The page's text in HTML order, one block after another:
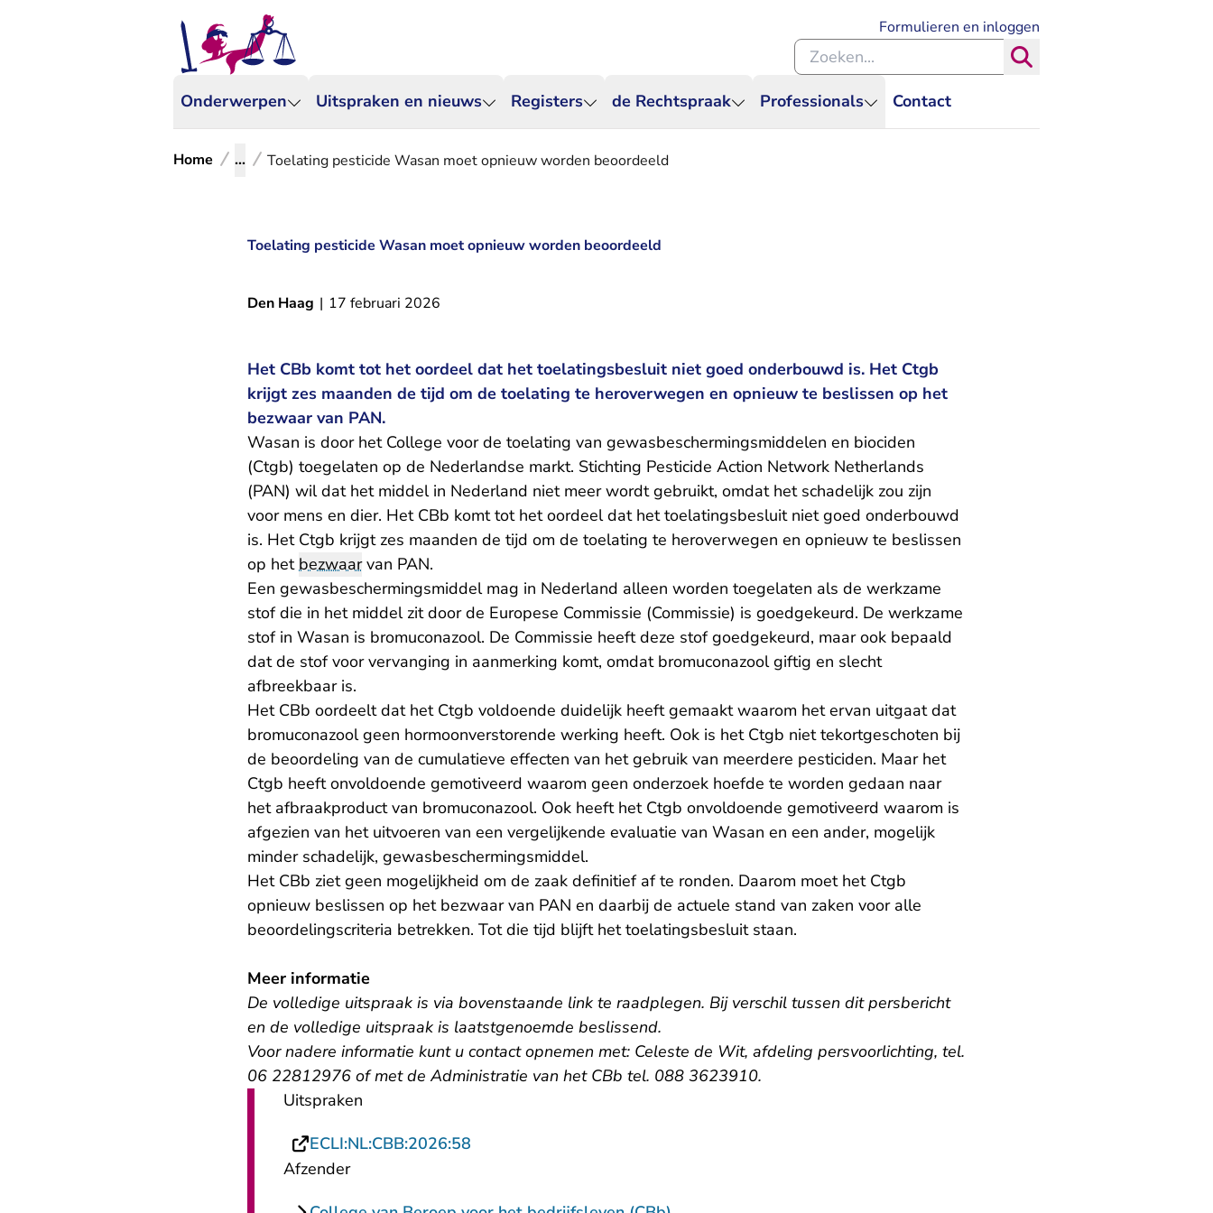
Onderwerpen Uitspraken en nieuws Registers de Rechtspraak Professionals Contact
Formulieren en inloggen
Zoeken binnen de Rechtspraak
Home ... Toelating pesticide Wasan moet opnieuw worden beoordeeld
Toelating pesticide Wasan moet opnieuw worden beoordeeld
Den Haag | 17 februari 2026
Het CBb komt tot het oordeel dat het toelatingsbesluit niet goed onderbouwd is. Het Ctgb
krijgt zes maanden de tijd om de toelating te heroverwegen en opnieuw te beslissen op het
bezwaar van PAN.
Wasan is door het College voor de toelating van gewasbeschermingsmiddelen en biociden
(Ctgb) toegelaten op de Nederlandse markt. Stichting Pesticide Action Network Netherlands
(PAN) wil dat het middel in Nederland niet meer wordt gebruikt, omdat het schadelijk zou zijn
voor mens en dier. Het CBb komt tot het oordeel dat het toelatingsbesluit niet goed onderbouwd
is. Het Ctgb krijgt zes maanden de tijd om de toelating te heroverwegen en opnieuw te beslissen
op hetbezwaarvan PAN.
Een gewasbeschermingsmiddel mag in Nederland alleen worden toegelaten als de werkzame
stof die in het middel zit door de Europese Commissie (Commissie) is goedgekeurd. De werkzame
stof in Wasan is bromuconazool. De Commissie heeft deze stof goedgekeurd, maar ook bepaald
dat de stof voor vervanging in aanmerking komt, omdat bromuconazool giftig en slecht
afbreekbaar is.
Het CBb oordeelt dat het Ctgb voldoende duidelijk heeft gemaakt waarom het ervan uitgaat dat
bromuconazool geen hormoonverstorende werking heeft. Ook is het Ctgb niet tekortgeschoten bij
de beoordeling van de cumulatieve effecten van het gebruik van meerdere pesticiden. Maar het
Ctgb heeft onvoldoende gemotiveerd waarom geen onderzoek hoefde te worden gedaan naar
het afbraakproduct van bromuconazool. Ook heeft het Ctgb onvoldoende gemotiveerd waarom is
afgezien van het uitvoeren van een vergelijkende evaluatie van Wasan en een ander, mogelijk
minder schadelijk, gewasbeschermingsmiddel.
Het CBb ziet geen mogelijkheid om de zaak definitief af te ronden. Daarom moet het Ctgb
opnieuw beslissen op het bezwaar van PAN en daarbij de actuele stand van zaken voor alle
beoordelingscriteria betrekken. Tot die tijd blijft het toelatingsbesluit staan.
Meer informatie
De volledige uitspraak is via bovenstaande link te raadplegen. Bij verschil tussen dit persbericht
en de volledige uitspraak is laatstgenoemde beslissend.
Voor nadere informatie kunt u contact opnemen met: Celeste de Wit, afdeling persvoorlichting, tel.
06 22812976 of met de Administratie van het CBb tel. 088 3623910.
Uitspraken
ECLI:NL:CBB:2026:58
Afzender